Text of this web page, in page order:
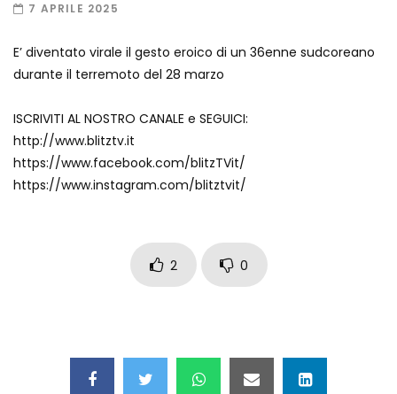
Record di baci in 30 secondi
Due navi USA si scontrano in mare
incidente
7 APRILE 2025
E’ diventato virale il gesto eroico di un 36enne sudcoreano
durante il terremoto del 28 marzo
ISCRIVITI AL NOSTRO CANALE e SEGUICI:
http://www.blitztv.it
https://www.facebook.com/blitzTVit/
https://www.instagram.com/blitztvit/
2 0